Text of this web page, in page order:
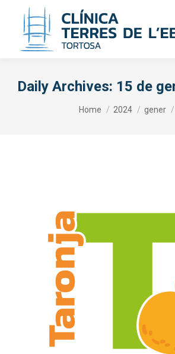
Daily Archives: 15 de
Home 2024 gener